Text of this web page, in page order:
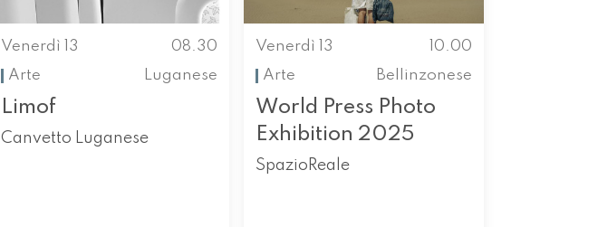
Venerdì 13
08.30
Arte
Luganese
Limof
Canvetto Luganese
Venerdì 13
10.00
Arte
Bellinzonese
World Press Photo
Exhibition 2025
SpazioReale